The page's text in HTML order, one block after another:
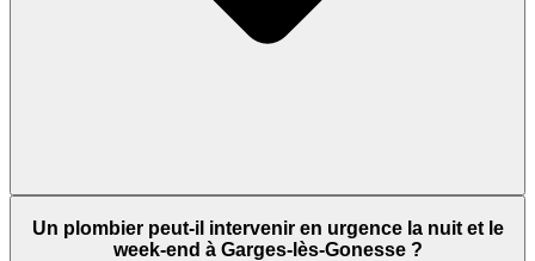
Un plombier peut-il intervenir en urgence la nuit et le
week-end à Garges-lès-Gonesse ?